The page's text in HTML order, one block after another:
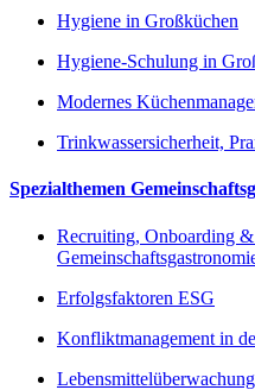
Hygiene in Großküchen
Hygiene-Schulung in
Modernes
Trinkwassersicherheit,
Spezialthemen
Recruiting, Onboarding
Erfolgsfaktoren ESG
Konfliktmanagement in